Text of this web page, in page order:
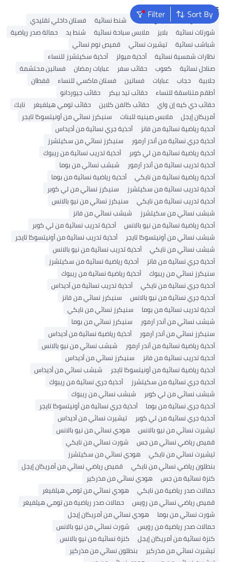
Sort By
FilterPopular Searches
شنط ألدو شنط جيس نسائية شنط نسائية
فستان داخلي تقليدي
شورتات نسائية
بلايز ملابس سباحة نسائية شنط يد
حمالة صدر رياضية
شباشب نسائية
تيشيرت نسائي
قميص نوم نسائي
نظارات شمسية نسائية
أحذية ميولز
أحذية سكيتشرز للنساء
صنادل نسائية
كعوب حقائب سفر عبايات رمضان
فساتين محتشمة
جلابية
حجاب عبايات فساتين فستان ماكسي للنساء
قفطان
أطقم متناسقة للنساء
حقائب تيد بيكر
حقائب جيوردانو
حقائب دي كيه إن واي
حقائب كالفن كلاين حقائب تومي هيلفيغر
نايك
أمريكان إيجل
ملابس صينيه للبنات
سنيكرز نسائي من أونيتسوكا تايجر
أحذية رياضية نسائية من فانز
أحذية جري نسائية من أديداس
أحذية جري نسائية من أندر آرمور
سنيكرز نسائي من سكيتشرز
أحذية رياضية نسائية من لي كوبر
أحذية تدريب نسائية من ريبوك
أحذية تدريب نسائية من أندر آرمور
شبشب نسائي من بوما
أحذية رياضية نسائية من نايكي
أحذية رياضية نسائية من بوما
أحذية تدريب نسائية من سكيتشرز
سنيكرز نسائي من لي كوبر
أحذية تدريب نسائية من نايكي
سنيكرز نسائي من نيو بالانس
شبشب نسائي من سكيتشرز
شبشب نسائي من فانز
أحذية رياضية نسائية من نيو بالانس
أحذية تدريب نسائية من لي كوبر
شبشب نسائي من أونيتسوكا تايجر
أحذية تدريب نسائية من أونيتسوكا تايجر
شبشب نسائي من نايكي
أحذية تدريب نسائية من نيو بالانس
أحذية جري نسائية من فانز
أحذية رياضية نسائية من سكيتشرز
سنيكرز نسائي من ريبوك
أحذية رياضية نسائية من ريبوك
أحذية جري نسائية من نايكي
أحذية تدريب نسائية من أديداس
أحذية جري نسائية من نيو بالانس
سنيكرز نسائي من فانز
أحذية تدريب نسائية من بوما
سنيكرز نسائي من نايكي
شبشب نسائي من أندر آرمور
سنيكرز نسائي من بوما
سنيكرز نسائي من أندر آرمور
أحذية رياضية نسائية من أديداس
أحذية رياضية نسائية من أندر آرمور
شبشب نسائي من نيو بالانس
أحذية تدريب نسائية من فانز
سنيكرز نسائي من أديداس
أحذية رياضية نسائية من أونيتسوكا تايجر
شبشب نسائي من أديداس
أحذية جري نسائية من سكيتشرز
أحذية جري نسائية من ريبوك
شبشب نسائي من لي كوبر
شبشب نسائي من ريبوك
أحذية جري نسائية من بوما
أحذية جري نسائية من أونيتسوكا تايجر
أحذية جري نسائية من لي كوبر
تيشيرت نسائي من أديداس
تيشيرت نسائي من نيو بالانس
هودي نسائي من نيو بالانس
قميص رياضي نسائي من جس
شورت نسائي من نايكي
تيشيرت نسائي من نايكي
هودي نسائي من سكيتشرز
بنطلون رياضي نسائي من نايكي
قميص رياضي نسائي من أمريكان إيجل
كنزة نسائية من جس
هودي نسائي من مذركير
حمالات صدر رياضية من نايكي
هودي نسائي من تومي هيلفيغر
قميص رياضي نسائي من رويس
حمالات صدر رياضية من تومي هيلفيغر
شورت نسائي من بوما
هودي نسائي من أمريكان إيجل
حمالات صدر رياضية من رويس
شورت نسائي من نيو بالانس
كنزة نسائية من أمريكان إيجل
كنزة نسائية من نيو بالانس
تيشيرت نسائي من مذركير
بنطلون نسائي من مذركير